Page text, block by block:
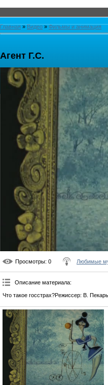
Главная » Видео » Фильмы и анимация
Агент Г.С.
Просмотры: 0 Любимые
Описание материала:
Что такое госстрах?Режиссер: В.